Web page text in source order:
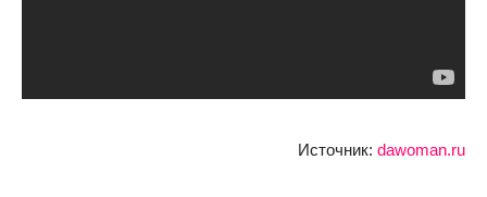
Источник: dawoman.ru